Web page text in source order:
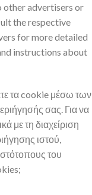
other advertisers or
the respective
for more detailed
instructions about
τα cookie μέσω των
σας. Για να
με τη διαχείριση
ιστού,
του